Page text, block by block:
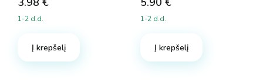
1-2 d.d.
Į krepšelį
1-2 d.d.
Į krepšelį